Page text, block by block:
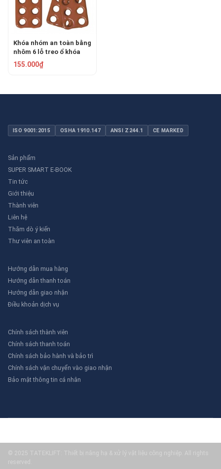
Khóa nhóm an toàn bằng
nhôm 6 lỗ treo ổ khóa
Master Lock 416
155.000₫
ISO 9001:2015 OSHA 1910.147 ANSI Z244.1 CE MARKED
Sản phẩm
SUPER SMART E-BOOK
Tin tức
Giới thiệu
Thành viên
Liên hệ
Thăm dò ý kiến
Thư viên an toàn
Hướng dẫn mua hàng
Hướng dẫn thanh toán
Hướng dẫn giao nhận
Điều khoản dịch vụ
Chính sách thành viên
Chính sách thanh toán
Chính sách bảo hành và bảo trì
Chính sách vận chuyển vào giao nhận
Bảo mật thông tin cá nhân
© 2025 TATEKLIFT: Thiết bị nâng hạ & xử lý vật liệu công nghiệp. All rights
reserved.